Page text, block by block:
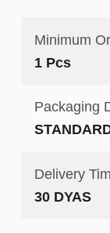
Minimum
1 Pcs
Packaging
Delivery
30 DYAS